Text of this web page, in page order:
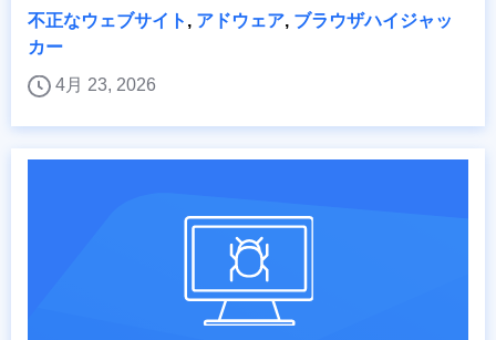
不正なウェブサイト , アドウェア, ブラウザハイジャッ
カー
4月 23, 2026